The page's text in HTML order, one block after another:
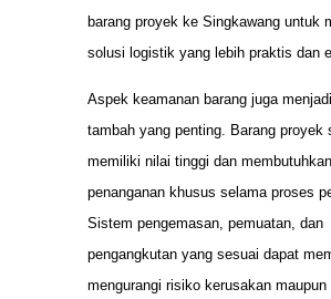
barang proyek ke Singkawang untuk
solusi logistik yang lebih praktis dan
Aspek keamanan barang juga
tambah yang penting. Barang proyek
memiliki nilai tinggi dan membutuhkan
penanganan khusus selama proses
Sistem pengemasan, pemuatan, dan
pengangkutan yang sesuai dapat
mengurangi risiko kerusakan maupun